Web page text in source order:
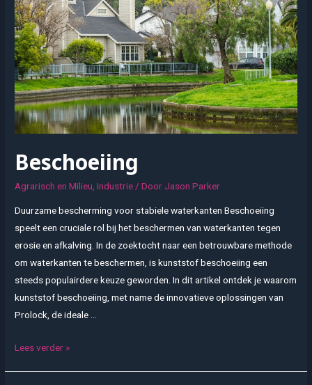
Beschoeiing
Agrarisch en Milieu ,Industrie / Door Jason Parker
Duurzame bescherming voor stabiele waterkanten Beschoeiing
speelt een cruciale rol bij het beschermen van waterkanten tegen
erosie en afkalving. In de zoektocht naar een betrouwbare methode
om waterkanten te beschermen, is kunststof beschoeiing een
steeds populairdere keuze geworden. In dit artikel ontdek je waarom
kunststof beschoeiing, met name de innovatieve oplossingen van
Prolock, de ideale …
Beschoeiing
Lees verder »